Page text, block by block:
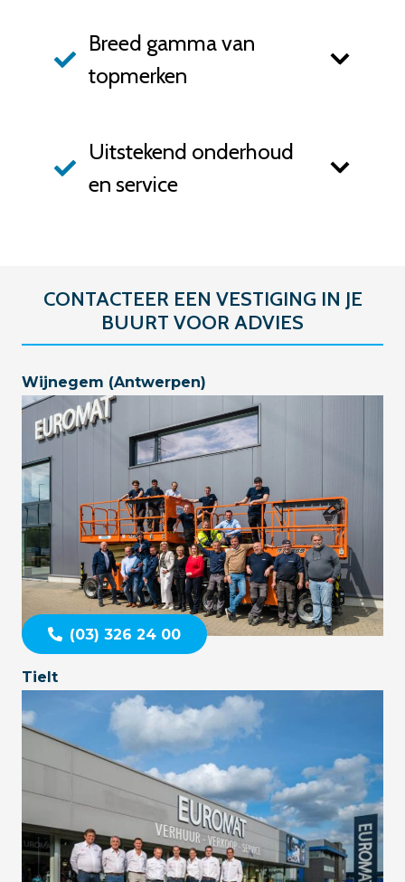
Breed gamma van
topmerken
Uitstekend onderhoud
en service
CONTACTEER EEN VESTIGING IN JE
BUURT VOOR ADVIES
Wijnegem (Antwerpen)
(03) 326 24 00
Tielt